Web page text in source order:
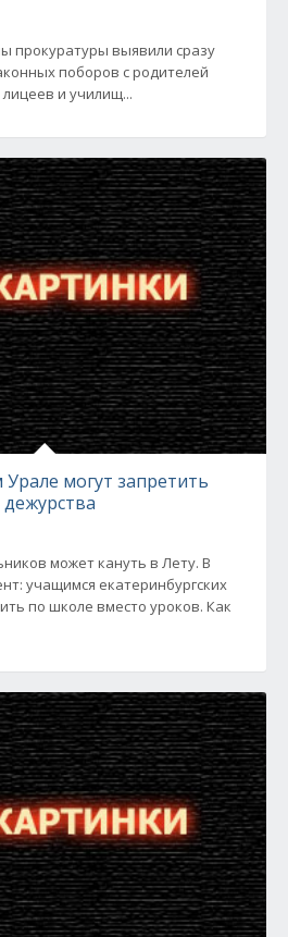
прокуратуры выявили сразу
поборов с родителей
и училищ...
могут запретить
может кануть в Лету. В
учащимся екатеринбургских
по школе вместо уроков. Как